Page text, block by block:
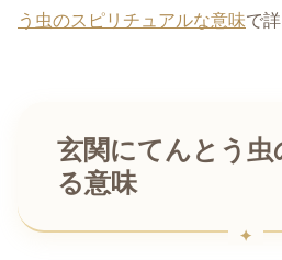
う虫のスピリチュアルな意味で
玄関にてんとう虫
る意味